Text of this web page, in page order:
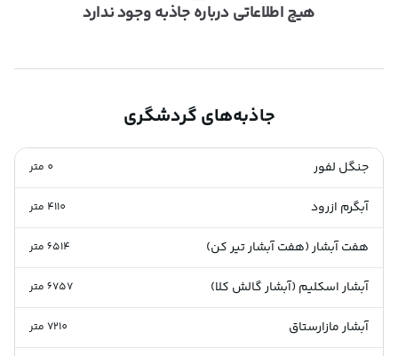
هیچ اطلاعاتی درباره جاذبه وجود ندارد
جاذبه‌های گردشگری
جنگل لفور 0 متر
آبگرم ازرود 4110 متر
هفت آبشار (هفت آبشار تیر کن) 6514متر
آبشار اسکلیم (آبشار گالش کلا) 6757متر
آبشار مازارستاق 7210متر